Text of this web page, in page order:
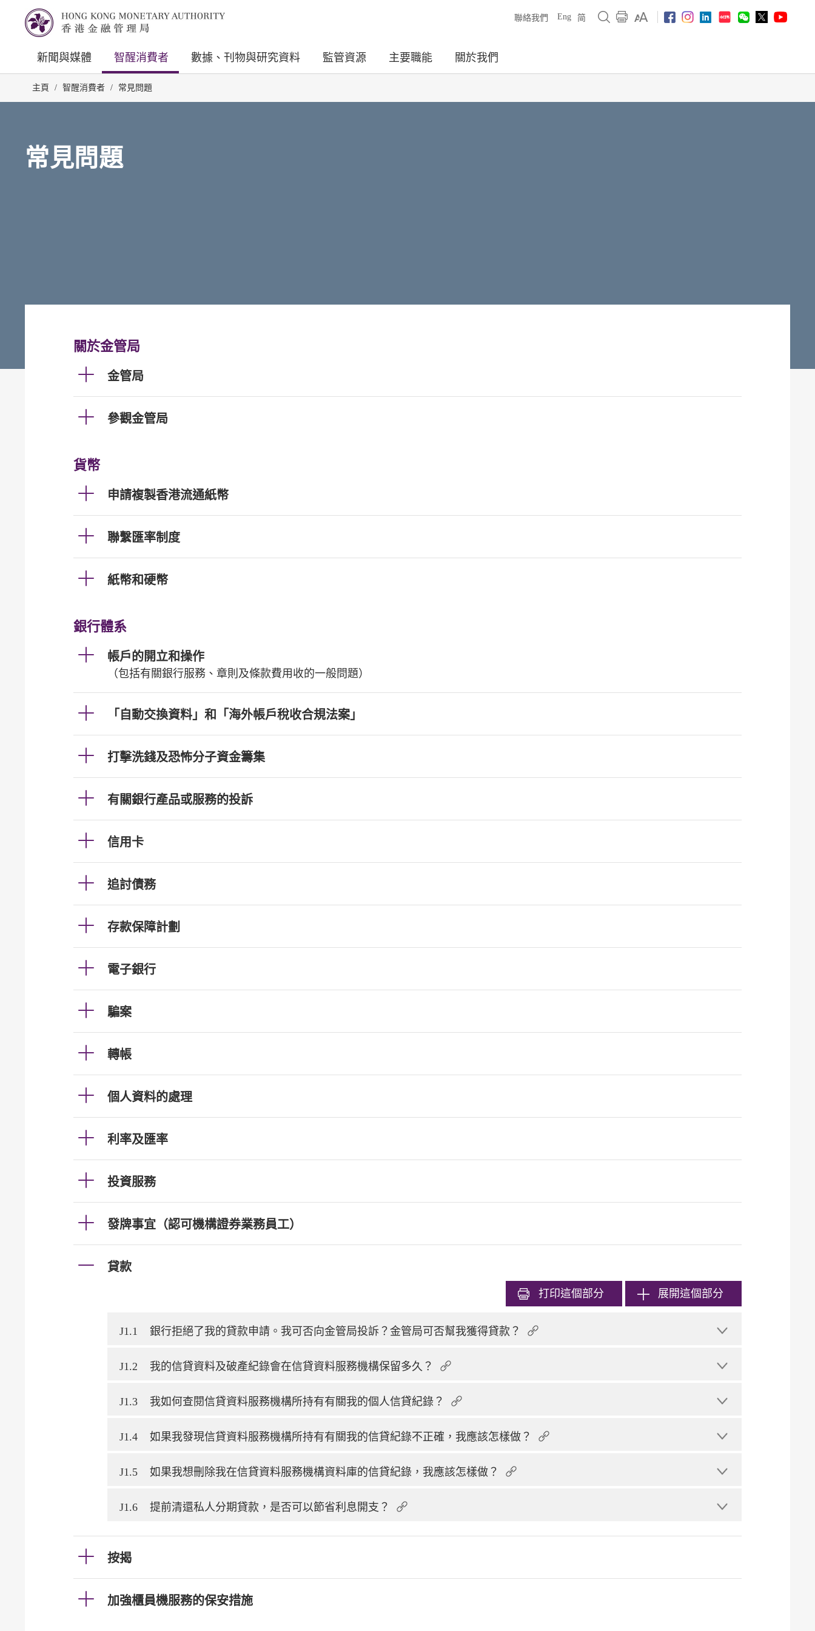
聯絡我們 Eng 简
新聞與媒體 智醒消費者 數據、刊物與研究資料 監管資源 主要職能 關於我們
主頁 / 智醒消費者 / 常見問題
常見問題
關於金管局
金管局
參觀金管局
貨幣
申請複製香港流通紙幣
聯繫匯率制度
紙幣和硬幣
銀行體系
帳戶的開立和操作
（包括有關銀行服務、章則及條款費用收的一般問題）
「自動交換資料」和「海外帳戶稅收合規法案」
打擊洗錢及恐怖分子資金籌集
有關銀行產品或服務的投訴
信用卡
追討債務
存款保障計劃
電子銀行
騙案
轉帳
個人資料的處理
利率及匯率
投資服務
發牌事宜（認可機構證券業務員工）
貸款
打印這個部分 展開這個部分
J1.1 銀行拒絕了我的貸款申請。我可否向金管局投訴？金管局可否幫我獲得貸款？
J1.2 我的信貸資料及破產紀錄會在信貸資料服務機構保留多久？
J1.3 我如何查閱信貸資料服務機構所持有有關我的個人信貸紀錄？
J1.4 如果我發現信貸資料服務機構所持有有關我的信貸紀錄不正確，我應該怎樣做？
J1.5 如果我想刪除我在信貸資料服務機構資料庫的信貸紀錄，我應該怎樣做？
J1.6 提前清還私人分期貸款，是否可以節省利息開支？
按揭
加強櫃員機服務的保安措施